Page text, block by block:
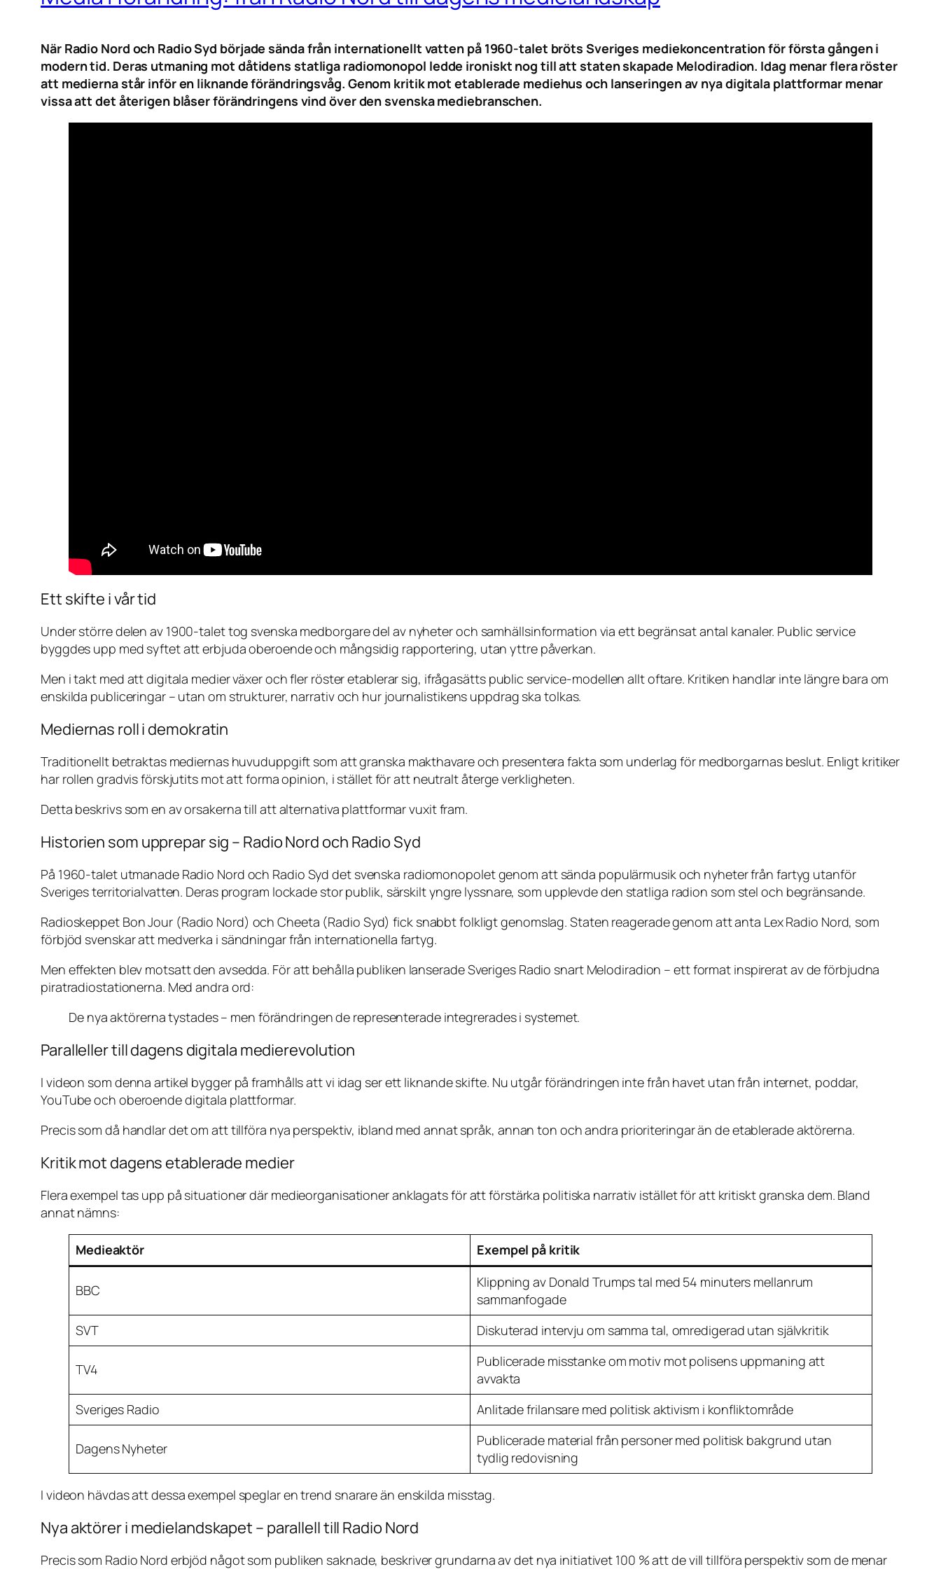
När Radio Nord och Radio Syd började sända från internationellt vatten på 1960-talet bröts Sveriges mediekoncentration för första gången i
modern tid. Deras utmaning mot dåtidens statliga radiomonopol ledde ironiskt nog till att staten skapade Melodiradion. Idag menar flera röster
att medierna står inför en liknande förändringsvåg. Genom kritik mot etablerade mediehus och lanseringen av nya digitala plattformar menar
vissa att det återigen blåser förändringens vind över den svenska mediebranschen.
Ett skifte i vår tid
Under större delen av 1900-talet tog svenska medborgare del av nyheter och samhällsinformation via ett begränsat antal kanaler. Public service
byggdes upp med syftet att erbjuda oberoende och mångsidig rapportering, utan yttre påverkan.
Men i takt med att digitala medier växer och fler röster etablerar sig, ifrågasätts public service-modellen allt oftare. Kritiken handlar inte längre bara om
enskilda publiceringar – utan om strukturer, narrativ och hur journalistikens uppdrag ska tolkas.
Mediernas roll i demokratin
Traditionellt betraktas mediernas huvuduppgift som att granska makthavare och presentera fakta som underlag för medborgarnas beslut. Enligt kritiker
har rollen gradvis förskjutits mot att forma opinion, i stället för att neutralt återge verkligheten.
Detta beskrivs som en av orsakerna till att alternativa plattformar vuxit fram.
Historien som upprepar sig – Radio Nord och Radio Syd
På 1960-talet utmanade Radio Nord och Radio Syd det svenska radiomonopolet genom att sända populärmusik och nyheter från fartyg utanför
Sveriges territorialvatten. Deras program lockade stor publik, särskilt yngre lyssnare, som upplevde den statliga radion som stel och begränsande.
Radioskeppet Bon Jour(Radio Nord) ochCheeta (Radio Syd) fick snabbt folkligt genomslag. Staten reagerade genom att anta Lex Radio Nord, som
förbjöd svenskar att medverka i sändningar från internationella fartyg.
Men effekten blev motsatt den avsedda. För att behålla publiken lanserade Sveriges Radio snart Melodiradion – ett format inspirerat av de förbjudna
piratradiostationerna. Med andra ord:
De nya aktörerna tystades – men förändringen de representerade integrerades i systemet.
Paralleller till dagens digitala medierevolution
I videon som denna artikel bygger på framhålls att vi idag ser ett liknande skifte. Nu utgår förändringen inte från havet utan från internet, poddar,
YouTube och oberoende digitala plattformar.
Precis som då handlar det om att tillföra nya perspektiv, ibland med annat språk, annan ton och andra prioriteringar än de etablerade aktörerna.
Kritik mot dagens etablerade medier
Flera exempel tas upp på situationer där medieorganisationer anklagats för att förstärka politiska narrativ istället för att kritiskt granska dem. Bland
annat nämns:
Medieaktör Exempel på kritik
BBC
Klippning av Donald Trumps tal med 54 minuters mellanrum
sammanfogade
SVT
Diskuterad intervju om samma tal, omredigerad utan självkritik
TV4
Publicerade misstanke om motiv mot polisens uppmaning att
avvakta
Sveriges Radio
Anlitade frilansare med politisk aktivism i konfliktområde
Dagens Nyheter
Publicerade material från personer med politisk bakgrund utan
tydlig redovisning
I videon hävdas att dessa exempel speglar en trend snarare än enskilda misstag.
Nya aktörer i medielandskapet – parallell till Radio Nord
Precis som Radio Nord erbjöd något som publiken saknade, beskriver grundarna av det nya initiativet 100 % att de vill tillföra perspektiv som de menar